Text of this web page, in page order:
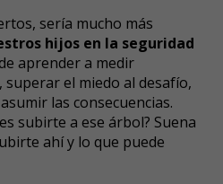
sería mucho más
hijos en la seguridad
aprender a medir
superar el miedo al desafío,
las consecuencias.
subirte a ese árbol? Suena
ahí y lo que puede